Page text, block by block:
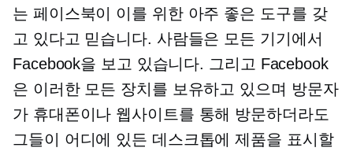
는 페이스북이 이를 위한 아주 좋은 도구를 갖
고 있다고 믿습니다. 사람들은 모든 기기에서
Facebook을 보고 있습니다. 그리고 Facebook
은 이러한 모든 장치를 보유하고 있으며 방문자
가 휴대폰이나 웹사이트를 통해 방문하더라도
그들이 어디에 있든 데스크톱에 제품을 표시할